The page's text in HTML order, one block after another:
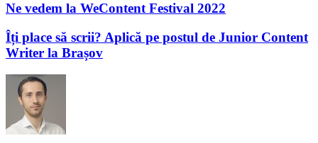
Ne vedem la WeContent Festival 2022
Îți place să scrii? Aplică pe postul de Junior Content
Writer la Brașov